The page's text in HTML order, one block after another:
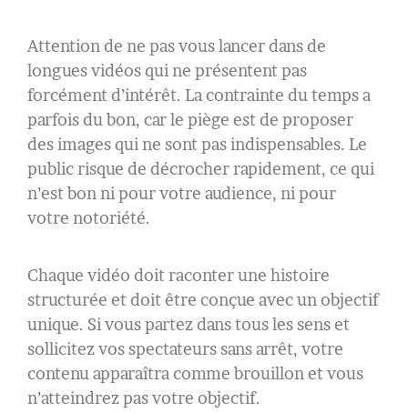
Attention de ne pas vous lancer dans de
longues vidéos qui ne présentent pas
forcément d’intérêt. La contrainte du temps a
parfois du bon, car le piège est de proposer
des images qui ne sont pas indispensables. Le
public risque de décrocher rapidement, ce qui
n’est bon ni pour votre audience, ni pour
votre notoriété.
Chaque vidéo doit raconter une histoire
structurée et doit être conçue avec un objectif
unique. Si vous partez dans tous les sens et
sollicitez vos spectateurs sans arrêt, votre
contenu apparaîtra comme brouillon et vous
n’atteindrez pas votre objectif.